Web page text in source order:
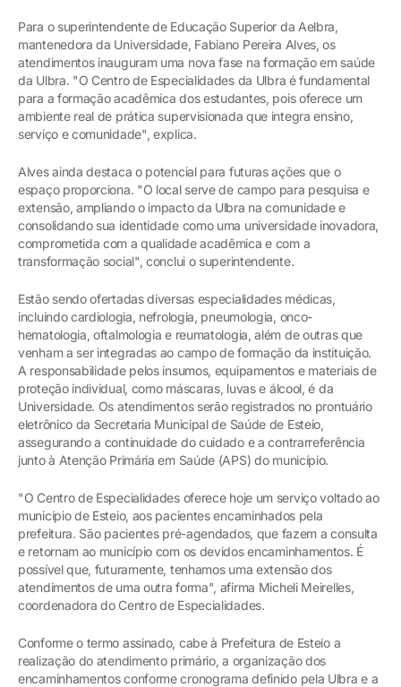
Para o superintendente de Educação Superior da Aelbra,
mantenedora da Universidade, Fabiano Pereira Alves, os
atendimentos inauguram uma nova fase na formação em saúde
da Ulbra. "O Centro de Especialidades da Ulbra é fundamental
para a formação acadêmica dos estudantes, pois oferece um
ambiente real de prática supervisionada que integra ensino,
serviço e comunidade", explica.
Alves ainda destaca o potencial para futuras ações que o
espaço proporciona. "O local serve de campo para pesquisa e
extensão, ampliando o impacto da Ulbra na comunidade e
consolidando sua identidade como uma universidade inovadora,
comprometida com a qualidade acadêmica e com a
transformação social", conclui o superintendente.
Estão sendo ofertadas diversas especialidades médicas,
incluindo cardiologia, nefrologia, pneumologia, onco-
hematologia, oftalmologia e reumatologia, além de outras que
venham a ser integradas ao campo de formação da instituição.
A responsabilidade pelos insumos, equipamentos e materiais de
proteção individual, como máscaras, luvas e álcool, é da
Universidade. Os atendimentos serão registrados no prontuário
eletrônico da Secretaria Municipal de Saúde de Esteio,
assegurando a continuidade do cuidado e a contrarreferência
junto à Atenção Primária em Saúde (APS) do município.
"O Centro de Especialidades oferece hoje um serviço voltado ao
município de Esteio, aos pacientes encaminhados pela
prefeitura. São pacientes pré-agendados, que fazem a consulta
e retornam ao município com os devidos encaminhamentos. É
possível que, futuramente, tenhamos uma extensão dos
atendimentos de uma outra forma", afirma Micheli Meirelles,
coordenadora do Centro de Especialidades.
Conforme o termo assinado, cabe à Prefeitura de Esteio a
realização do atendimento primário, a organização dos
encaminhamentos conforme cronograma definido pela Ulbra e a